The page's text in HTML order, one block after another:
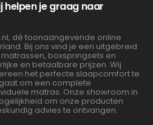
helpen je graag naar
dé toonaangevende online
Bij ons vind je een uitgebreid
boxspringsets en
en betaalbare prijzen. Wij
het perfecte slaapcomfort te
om een complete
matras. Onze showroom in
om onze producten
advies te ontvangen.